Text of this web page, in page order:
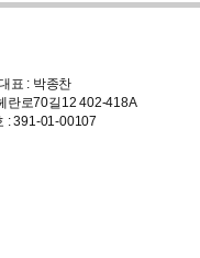
표 : 박종찬
란로70길12 402-418A
: 391-01-00107